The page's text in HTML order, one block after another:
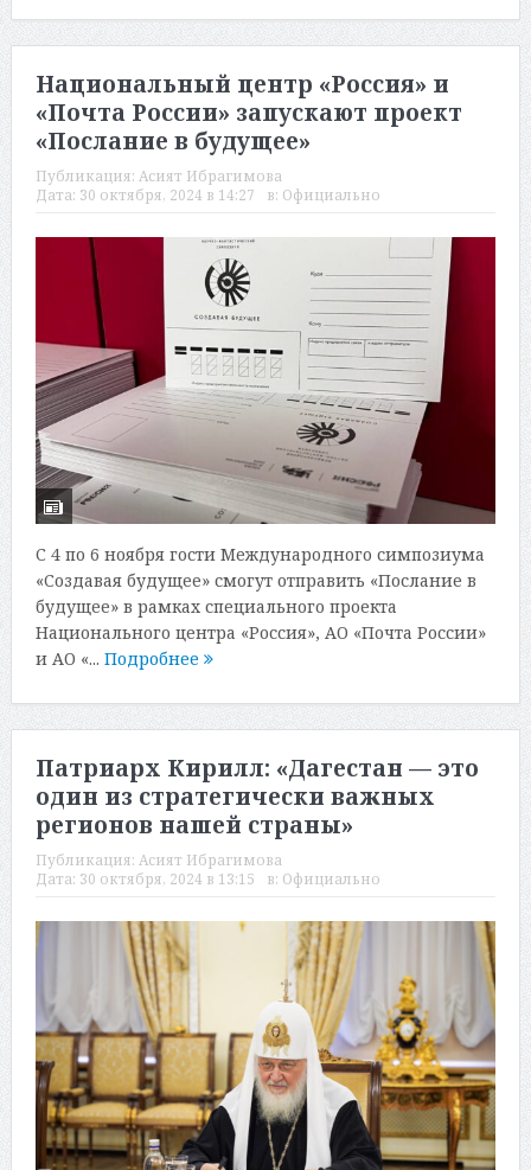
Национальный центр «Россия» и
«Почта России» запускают проект
«Послание в будущее»
Публикация: Асият Ибрагимова
Дата: 30 октября, 2024 в 14:27 в: Официально
С 4 по 6 ноября гости Международного симпозиума
«Создавая будущее» смогут отправить «Послание в
будущее» в рамках специального проекта
Национального центра «Россия», АО «Почта России»
и АО «... Подробнее
Патриарх Кирилл: «Дагестан — это
один из стратегически важных
регионов нашей страны»
Публикация: Асият Ибрагимова
Дата: 30 октября, 2024 в 13:15 в: Официально